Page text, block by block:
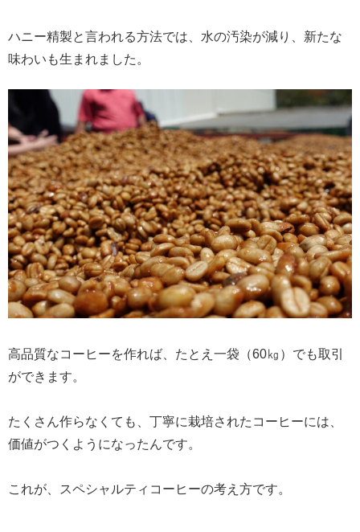
ハニー精製と言われる方法では、水の汚染が減り、新たな
味わいも生まれました。
高品質なコーヒーを作れば、たとえ一袋（60㎏）でも取引
ができます。
たくさん作らなくても、丁寧に栽培されたコーヒーには、
価値がつくようになったんです。
これが、スペシャルティコーヒーの考え方です。